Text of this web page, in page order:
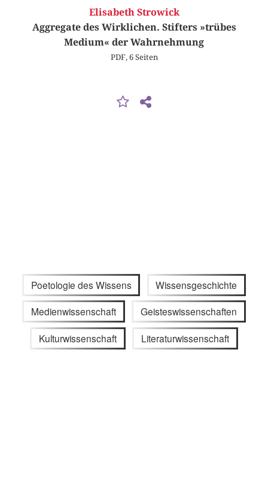
Elisabeth Strowick
Aggregate des Wirklichen. Stifters »trübes
Medium« der Wahrnehmung
PDF, 6 Seiten
Poetologie des Wissens Wissensgeschichte
Medienwissenschaft Geisteswissenschaften
Kulturwissenschaft Literaturwissenschaft